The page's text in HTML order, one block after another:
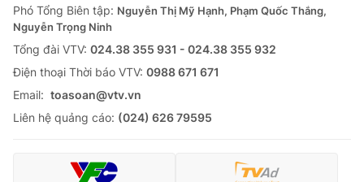
Phó Tổng Biên tập: Nguyễn Thị Mỹ Hạnh, Phạm Quốc Thắng,
Nguyễn Trọng Ninh
Tổng đài VTV: 024.38 355 931 - 024.38 355 932
Ðiện thoại Thời báo VTV: 0988 671 671
Email: toasoan@vtv.vn
Liên hệ quảng cáo: (024) 626 79595